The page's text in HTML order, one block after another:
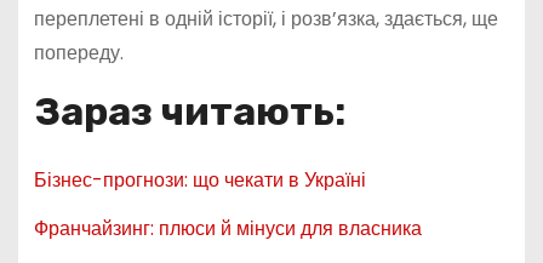
переплетені в одній історії, і розв’язка, здається, ще
попереду.
Зараз читають:
Бізнес-прогнози: що чекати в Україні
Франчайзинг: плюси й мінуси для власника